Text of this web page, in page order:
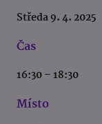
Středa 9. 4. 2025
Čas
16:30 – 18:30
Místo